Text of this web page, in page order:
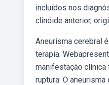
incluídos nos
clinóide anterior,
Aneurisma cerebral
terapia.
manifestação
ruptura: O